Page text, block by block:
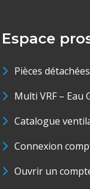
Espace
Pièces détachées
Multi VRF – Eau
Catalogue
Connexion
Ouvrir un